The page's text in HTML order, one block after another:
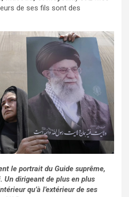
de ses fils sont des
le portrait du Guide suprême,
Un dirigeant de plus en plus
qu’à l’extérieur de ses